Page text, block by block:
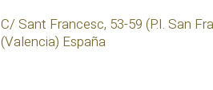
C/ Sant Francesc, 53-59 (P.I. San
(Valencia) España